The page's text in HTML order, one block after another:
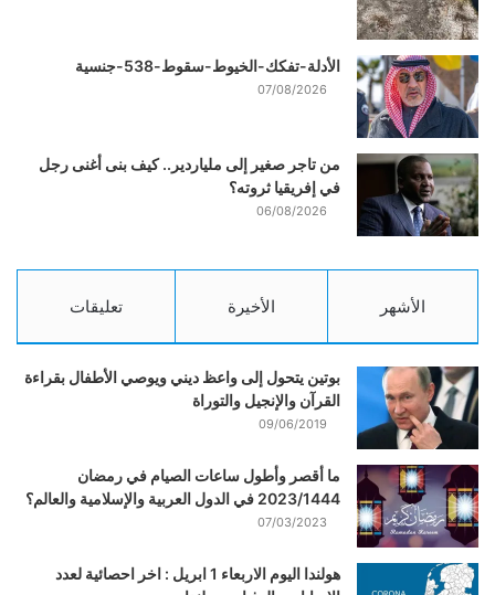
الأدلة-تفكك-الخيوط-سقوط-538-جنسية
07/08/2026
من تاجر صغير إلى ملياردير.. كيف بنى أغنى رجل
في إفريقيا ثروته؟
06/08/2026
الأشهر الأخيرة تعليقات
بوتين يتحول إلى واعظ ديني ويوصي الأطفال بقراءة
القرآن والإنجيل والتوراة
09/06/2019
ما أقصر وأطول ساعات الصيام في رمضان
2023/1444 في الدول العربية والإسلامية والعالم؟
07/03/2023
هولندا اليوم الاربعاء 1 ابريل : اخر احصائية لعدد